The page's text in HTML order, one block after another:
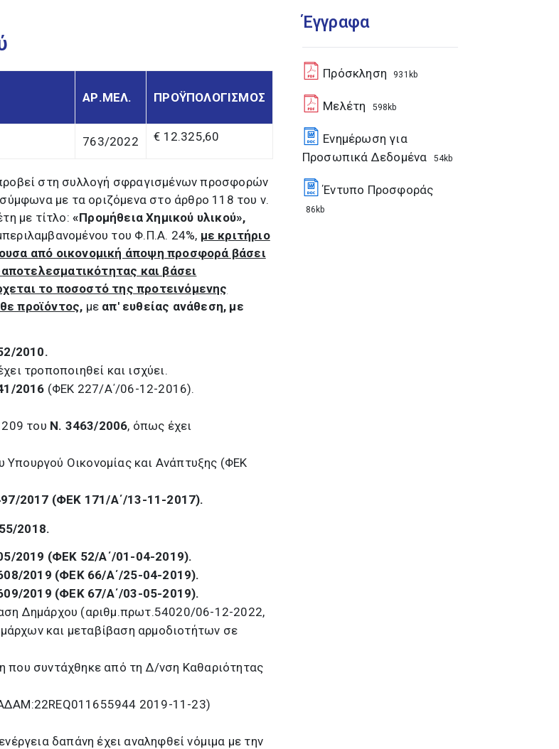
ΑΡ.ΜΕΛ. ΠΡΟΫΠΟΛΟΓΙΣΜΟΣ
763/2022 € 12.325,60
στη συλλογή σφραγισμένων προσφορών
με τα οριζόμενα στο άρθρο 118 του ν.
με τίτλο:«Προμήθεια Χημικού υλικού»,
του Φ.Π.Α. 24%, με κριτήριο
από οικονομική άποψη προσφορά βάσει
και βάσει
το ποσοστό της προτεινόμενης
προϊόντος, με απ' ευθείας ανάθεση, με
2010.
τροποποιηθεί και ισχύει.
2016 (ΦΕΚ 227/Α΄/06-12-2016).
209 του Ν. 3463/2006, όπως έχει
Οικονομίας και Ανάπτυξης (ΦΕΚ
2017 (ΦΕΚ 171/Α΄/13-11-2017).
2018.
2019 (ΦΕΚ 52/Α΄/01-04-2019).
2019 (ΦΕΚ 66/Α΄/25-04-2019).
2019 (ΦΕΚ 67/Α΄/03-05-2019).
Δημάρχου (αριθμ.πρωτ.54020/06-12-2022,
και μεταβίβαση αρμοδιοτήτων σε
που συντάχθηκε από τη Δ/νση Καθαριότητας
2019-11-23)
δαπάνη έχει αναληφθεί νόμιμα με την
Έγγραφα
Πρόσκληση 931kb
Μελέτη 598kb
Ενημέρωση για
Προσωπικά Δεδομένα
54kb
Έντυπο Προσφοράς
86kb